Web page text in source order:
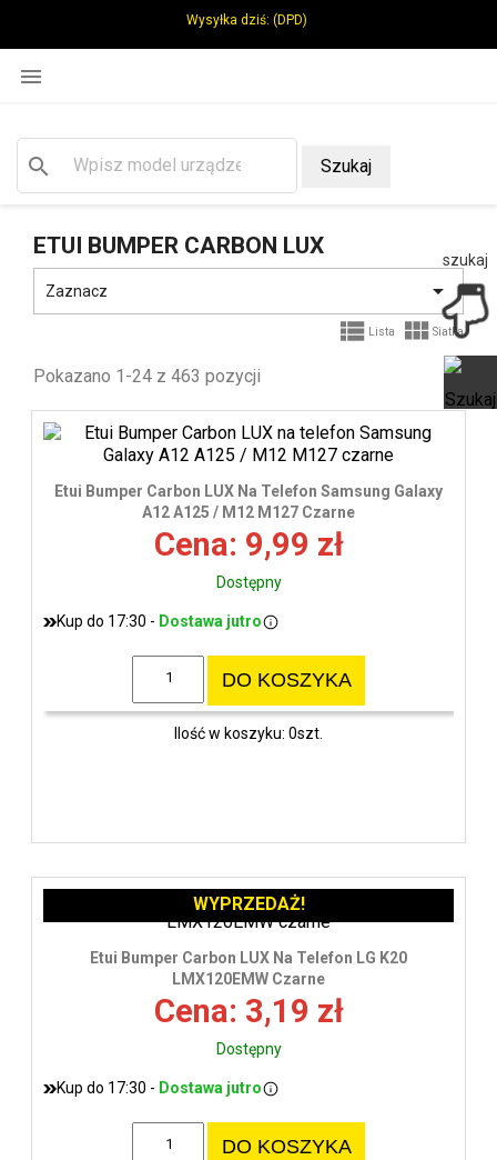
Wysyłka dziś: (DPD)

search Szukaj
ETUI BUMPER CARBON LUX
Zaznacz 
 Lista  Siatka
Pokazano 1-24 z 463 pozycji
Etui Bumper Carbon LUX Na Telefon Samsung Galaxy
A12 A125 / M12 M127 Czarne
Cena: 9,99 zł
Dostępny
Kup do 17:30 - Dostawa jutro
DO KOSZYKA
Ilość w koszyku: 0szt.
Etui Bumper Carbon LUX Na Telefon LG K20
LMX120EMW Czarne
Cena: 3,19 zł
Dostępny
Kup do 17:30 - Dostawa jutro
DO KOSZYKA
WYPRZEDAŻ!
szukaj